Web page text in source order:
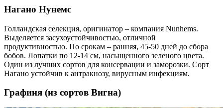
Нагано Нунемс
Голландская селекция, оригинатор – компания Nunhems.
Выделяется засухоустойчивостью, отличной
продуктивностью. По срокам – ранняя, 45-50 дней до сбора
бобов. Лопатки по 12-14 см, насыщенного зеленого цвета.
Один из лучших сортов для консервации и заморозки. Сорт
Нагано устойчив к антракнозу, вирусным инфекциям.
Графиня (из сортов Вигна)